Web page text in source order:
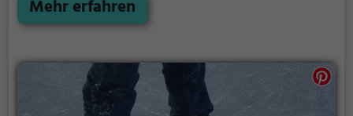
Mehr erfahren